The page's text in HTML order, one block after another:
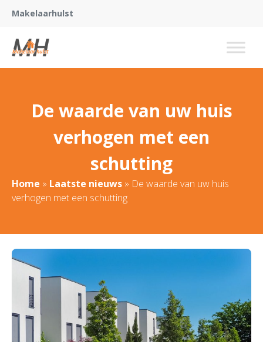
Makelaarhulst
De waarde van uw huis
verhogen met een
schutting
Home » Laatste nieuws » De waarde van uw huis
verhogen met een schutting